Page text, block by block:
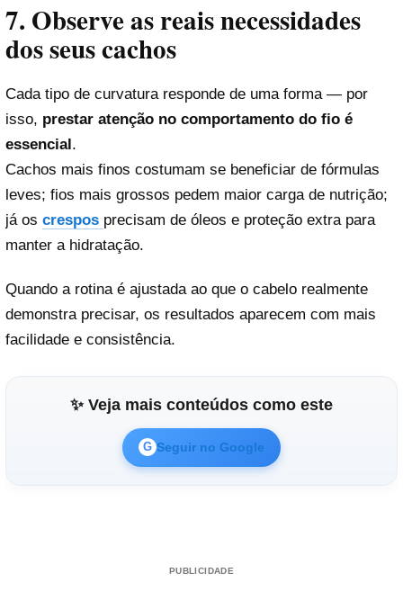
7. Observe as reais necessidades
dos seus cachos
Cada tipo de curvatura responde de uma forma — por
isso, prestar atenção no comportamento do fio é
essencial.
Cachos mais finos costumam se beneficiar de fórmulas
leves; fios mais grossos pedem maior carga de nutrição;
já os crespos precisam de óleos e proteção extra para
manter a hidratação.
Quando a rotina é ajustada ao que o cabelo realmente
demonstra precisar, os resultados aparecem com mais
facilidade e consistência.
✨ Veja mais conteúdos como este
G Seguir no Google
PUBLICIDADE